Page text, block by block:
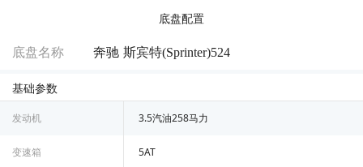
底盘配置
底盘名称 奔驰 斯宾特(Sprinter)524
基础参数
发动机 3.5汽油258马力
变速箱 5AT